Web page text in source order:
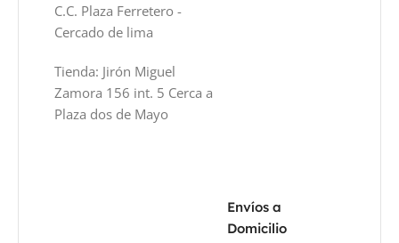
C.C. Plaza Ferretero -
Cercado de lima
Tienda: Jirón Miguel
Zamora 156 int. 5 Cerca a
Plaza dos de Mayo
Envíos a
Domicilio